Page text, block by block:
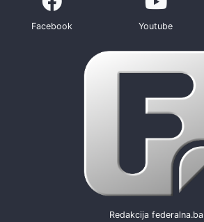
Facebook Youtube
Redakcija federalna.ba